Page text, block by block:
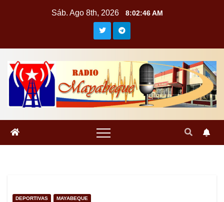
Sáb. Ago 8th, 2026 8:02:46 AM
DEPORTIVAS MAYABEQUE